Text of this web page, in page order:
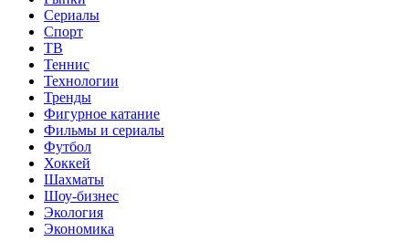
Сериалы
Спорт
ТВ
Теннис
Технологии
Тренды
Фигурное катание
Фильмы и сериалы
Футбол
Хоккей
Шахматы
Шоу-бизнес
Экология
Экономика